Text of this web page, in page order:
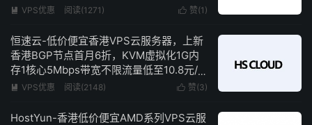
 赞(1 )
 VPS优惠 阅读(1271)
恒速云-低价便宜香港VPS云服务器，上新
香港BGP节点首月6折，KVM虚拟化1G内
存1核心5Mbps带宽不限流量低至10.8元/
月
 赞(3)
 VPS优惠 阅读(2148)
HostYun-香港低价便宜AMD系列VPS云服